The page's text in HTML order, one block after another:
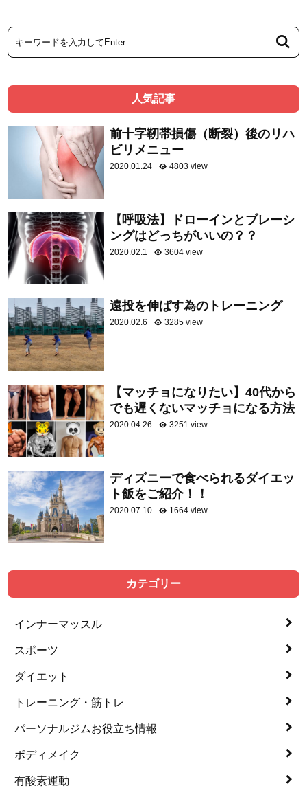
人気記事
前十字靭帯損傷（断裂）後のリハ
ビリメニュー
2020.01.24 4803 view
【呼吸法】ドローインとブレーシ
ングはどっちがいいの？？
2020.02.1 3604 view
遠投を伸ばす為のトレーニング
2020.02.6 3285 view
【マッチョになりたい】40代から
でも遅くないマッチョになる方法
2020.04.26 3251 view
ディズニーで食べられるダイエッ
ト飯をご紹介！！
2020.07.10 1664 view
カテゴリー
インナーマッスル
スポーツ
ダイエット
トレーニング・筋トレ
パーソナルジムお役立ち情報
ボディメイク
有酸素運動